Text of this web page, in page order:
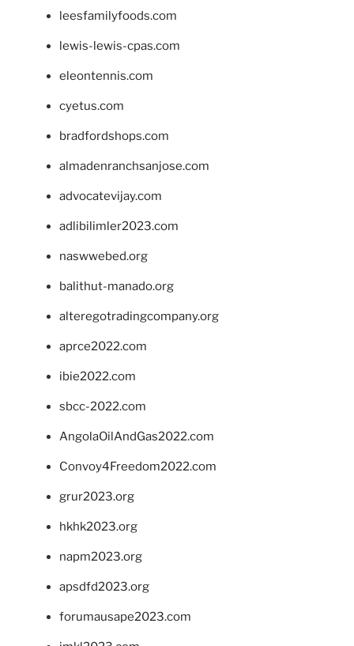
leesfamilyfoods.com
lewis-lewis-cpas.com
eleontennis.com
cyetus.com
bradfordshops.com
almadenranchsanjose.com
advocatevijay.com
adlibilimler2023.com
naswwebed.org
balithut-manado.org
alteregotradingcompany.org
aprce2022.com
ibie2022.com
sbcc-2022.com
AngolaOilAndGas2022.com
Convoy4Freedom2022.com
grur2023.org
hkhk2023.org
napm2023.org
apsdfd2023.org
forumausape2023.com